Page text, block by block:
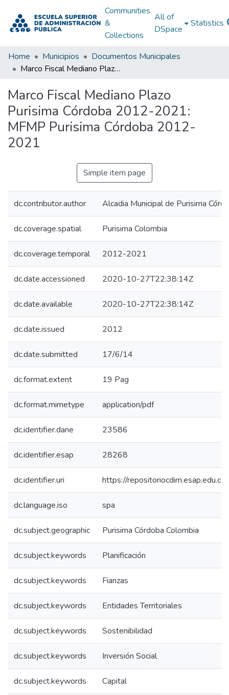
Communities
&
Collections
All of
DSpace
Statistics
Home Municipios
Documentos Municipales
Marco Fiscal Mediano Plazo Purisima Córdoba 2012-2021: MFMP Purisima Córdoba 2012-2021
Marco Fiscal Mediano Plazo
Purisima Córdoba 2012-2021:
MFMP Purisima Córdoba 2012-
2021
Simple item page
dc.contributor.author Alcadia Municipal de Purisima
dc.coverage.spatial Purisima Colombia
dc.coverage.temporal 2012-2021
dc.date.accessioned 2020-10-27T22:38:14Z
dc.date.available 2020-10-27T22:38:14Z
dc.date.issued 2012
dc.date.submitted 17/6/14
dc.format.extent 19 Pag
dc.format.mimetype application/pdf
dc.identifier.dane 23586
dc.identifier.esap 28268
dc.identifier.uri https://
dc.language.iso spa
dc.subject.geographic Purisima Córdoba Colombia
dc.subject.keywords Planificación
dc.subject.keywords Fianzas
dc.subject.keywords Entidades Territoriales
dc.subject.keywords Sostenibilidad
dc.subject.keywords Inversión Social
dc.subject.keywords Capital